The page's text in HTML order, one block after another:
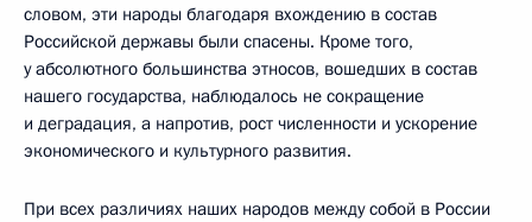
словом, эти народы благодаря вхождению в состав
Российской державы были спасены. Кроме того,
у абсолютного большинства этносов, вошедших в состав
нашего государства, наблюдалось не сокращение
и деградация, а напротив, рост численности и ускорение
экономического и культурного развития.
При всех различиях наших народов между собой в России